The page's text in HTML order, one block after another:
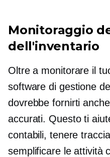
Monitoraggio
dell'inventario
Oltre a monitorare il
software di gestione
dovrebbe fornirti
accurati. Questo ti
contabili, tenere
semplificare le attività